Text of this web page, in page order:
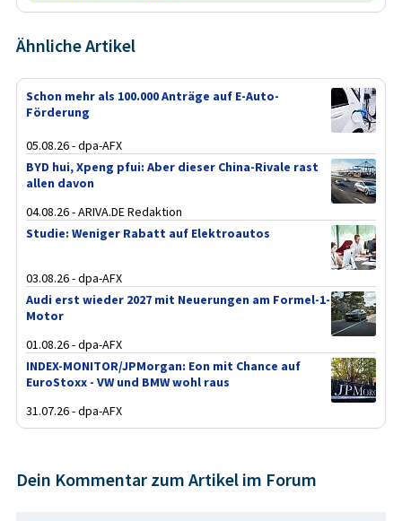
Ähnliche Artikel
Schon mehr als 100.000 Anträge auf E-Auto-
Förderung
05.08.26 - dpa-AFX
BYD hui, Xpeng pfui: Aber dieser China-Rivale rast
allen davon
04.08.26 - ARIVA.DE Redaktion
Studie: Weniger Rabatt auf Elektroautos
03.08.26 - dpa-AFX
Audi erst wieder 2027 mit Neuerungen am Formel-1-
Motor
01.08.26 - dpa-AFX
INDEX-MONITOR/JPMorgan: Eon mit Chance auf
EuroStoxx - VW und BMW wohl raus
31.07.26 - dpa-AFX
Dein Kommentar zum Artikel im Forum